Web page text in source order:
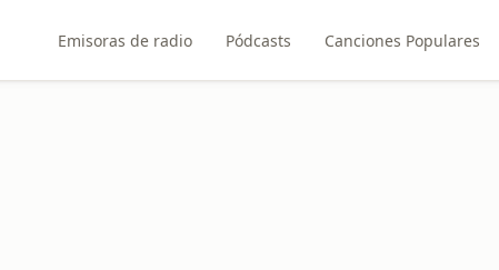
Emisoras de radio Pódcasts Canciones Populares